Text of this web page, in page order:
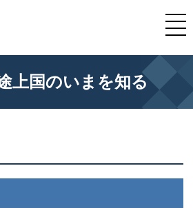
上国のいまを知る